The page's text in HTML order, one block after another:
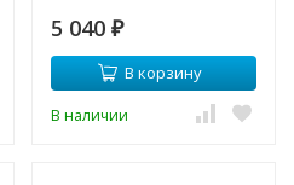
5 040 ₽
В корзину
В наличии